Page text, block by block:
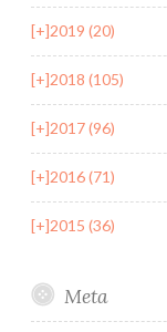
[+]2019 (20)
[+]2018 (105)
[+]2017 (96)
[+]2016 (71)
[+]2015 (36)
Meta